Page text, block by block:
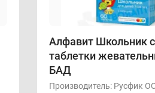
Алфавит Школьник
таблетки
БАД
Производитель: Русфик